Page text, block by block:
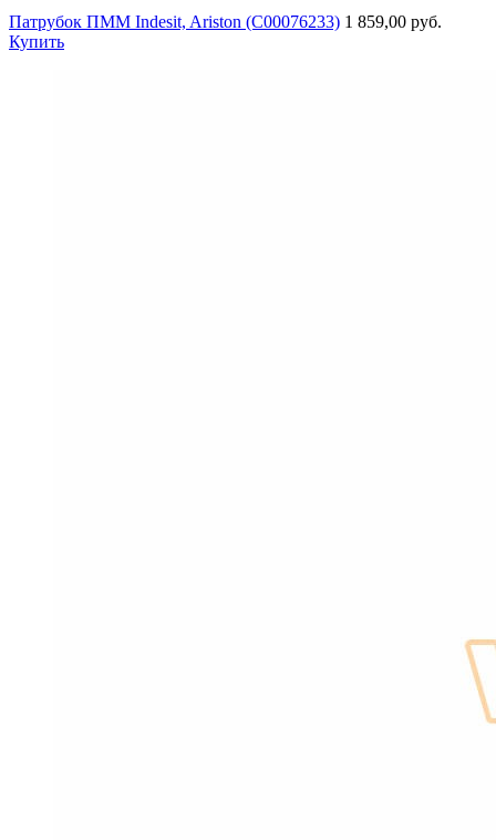
Патрубок ПММ Indesit, Ariston (C00076233) 1 859,00 руб.
Купить